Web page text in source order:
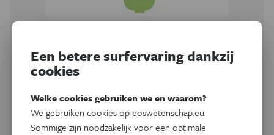
Ook zin om te bloggen?
Wetenschap is interessant, nuttig en mooi. Jouw onderzoek
verschillende manieren: een dagboek, een artikel of een
opiniestuk, en in tekst, met foto's of in een video.
Een betere surfervaring dankzij
cookies
Welke cookies gebruiken we en waarom?
We gebruiken cookies op eoswetenschap.eu.
Sommige zijn noodzakelijk voor een optimale